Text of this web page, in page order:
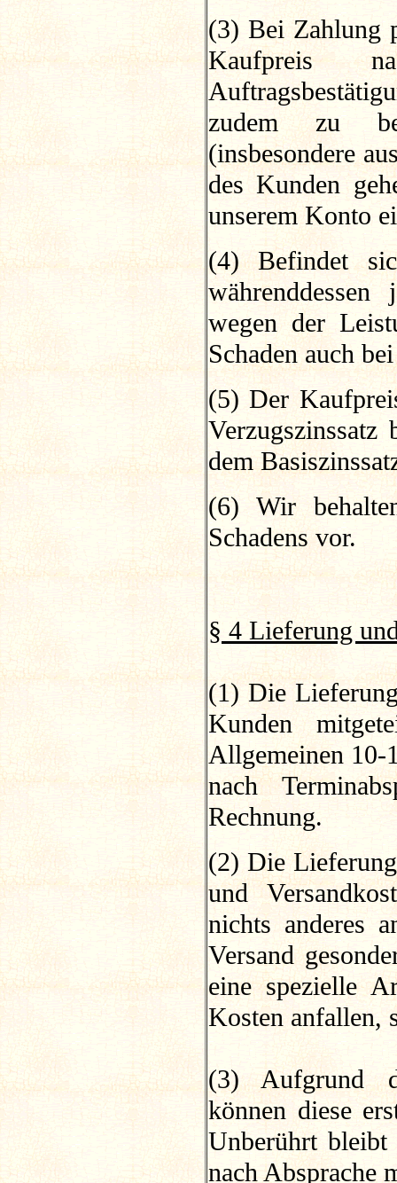
(3) Bei Zahlung
Kaufpreis
zudem zu
(insbesondere
des Kunden
unserem Konto
(4) Befindet
wegen der
Schaden auch
(5) Der
dem
(6) Wir
Schadens vor.
§ 4 Lieferung
(1) Die
Kunden
Allgemeinen 10-
nach
Rechnung.
(2) Die
und
nichts anderes
Versand
eine spezielle
Kosten anfallen,
(3) Aufgrund
können diese
Unberührt
nach Absprache